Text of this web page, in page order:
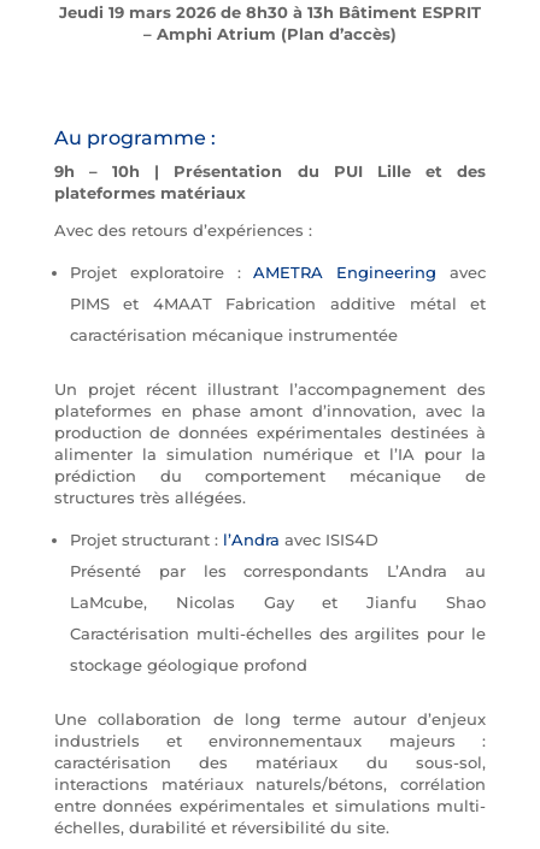
Jeudi 19 mars 2026 de 8h30 à 13h Bâtiment ESPRIT
– Amphi Atrium (Plan d’accès)
Au programme :
9h – 10h | Présentation du PUI Lille et des
plateformes matériaux
Avec des retours d’expériences :
Projet exploratoire :AMETRA Engineering avec
PIMS et 4MAAT Fabrication additive métal et
caractérisation mécanique instrumentée
Un projet récent illustrant l’accompagnement des
plateformes en phase amont d’innovation, avec la
production de données expérimentales destinées à
alimenter la simulation numérique et l’IA pour la
prédiction du comportement mécanique de
structures très allégées.
Projet structurant : l’Andra avec ISIS4D
Présenté par les correspondants L’Andra au
LaMcube, Nicolas Gay et Jianfu Shao
Caractérisation multi-échelles des argilites pour le
stockage géologique profond
Une collaboration de long terme autour d’enjeux
industriels et environnementaux majeurs :
caractérisation des matériaux du sous-sol,
interactions matériaux naturels/bétons, corrélation
entre données expérimentales et simulations multi-
échelles, durabilité et réversibilité du site.